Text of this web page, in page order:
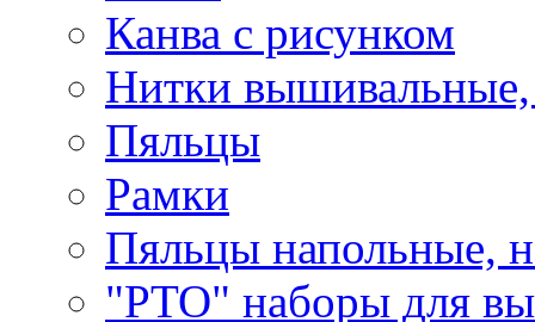
Канва с рисунком
Нитки
Пяльцы
Рамки
Пяльцы напольные,
"РТО" наборы для